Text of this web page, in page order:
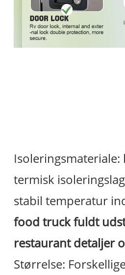
termisk
stabil temperatur
food truck fuldt
restaurantdetaljer
Størrelse: